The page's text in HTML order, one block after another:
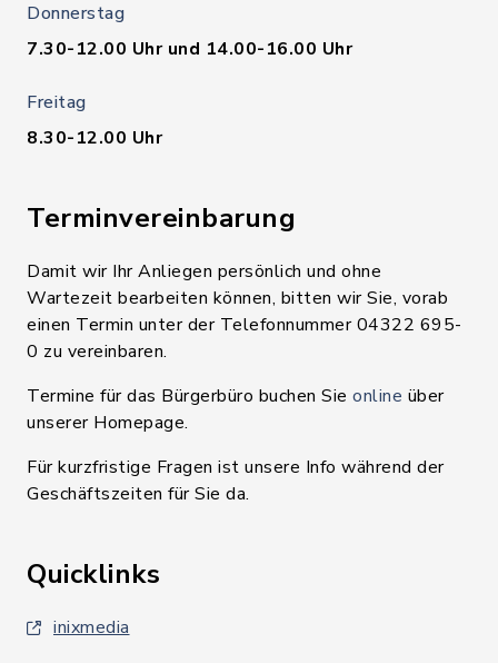
Donnerstag
7.30-12.00 Uhr und 14.00-16.00 Uhr
Freitag
8.30-12.00 Uhr
Terminvereinbarung
Damit wir Ihr Anliegen persönlich und ohne
Wartezeit bearbeiten können, bitten wir Sie, vorab
einen Termin unter der Telefonnummer 04322 695-
0 zu vereinbaren.
Termine für das Bürgerbüro buchen Sie online über
unserer Homepage.
Für kurzfristige Fragen ist unsere Info während der
Geschäftszeiten für Sie da.
Quicklinks
inixmedia